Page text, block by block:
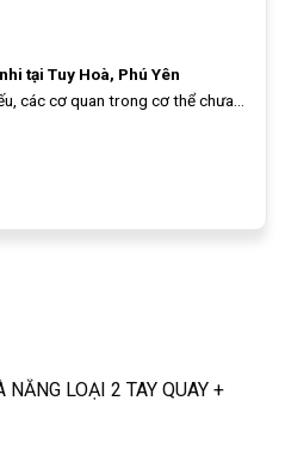
tại Tuy Hoà, Phú Yên
các cơ quan trong cơ thể chưa...
LOẠI 2 TAY QUAY +